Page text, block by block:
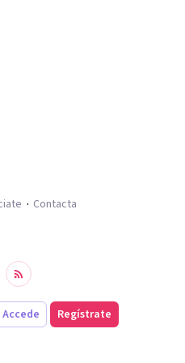
Contacta
Accede Regístrate